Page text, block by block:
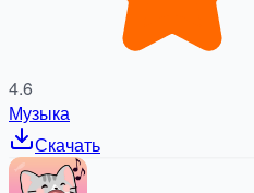
4.6
Музыка
Скачать